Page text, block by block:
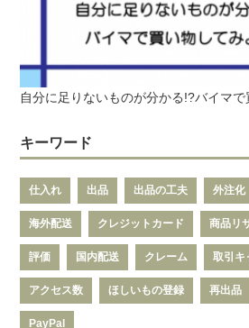
自分に足りないものが分かる!?バイマで
キーワード
仕入れ 出品 出品の工夫 外注化
海外配送 クレジットカード 商品リ
評価 国内配送 クレーム 取引キ
アクセス数 ほしいもの登録 再出品
PayPal